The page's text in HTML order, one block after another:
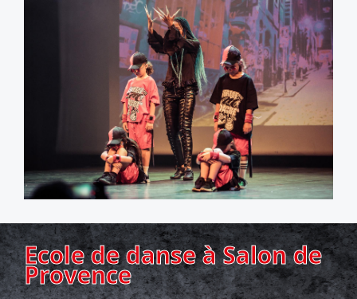
Ecole de danse à Salon de
Provence